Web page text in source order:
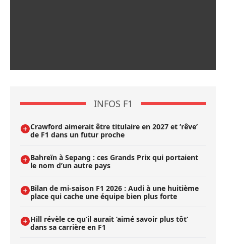
INFOS F1
Crawford aimerait être titulaire en 2027 et ’rêve’
de F1 dans un futur proche
Bahreïn à Sepang : ces Grands Prix qui portaient
le nom d’un autre pays
Bilan de mi-saison F1 2026 : Audi à une huitième
place qui cache une équipe bien plus forte
Hill révèle ce qu’il aurait ’aimé savoir plus tôt’
dans sa carrière en F1